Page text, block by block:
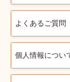
よくあるご質問
個人情報につい